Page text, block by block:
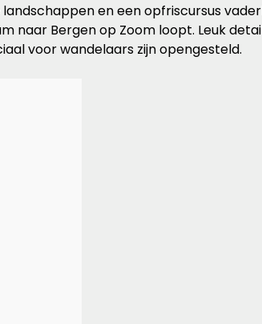
landschappen en een opfriscursus
naar Bergen op Zoom loopt. Leuk
voor wandelaars zijn opengesteld.